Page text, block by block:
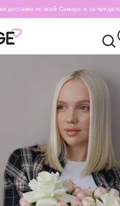
доставка по всей Самаре и за